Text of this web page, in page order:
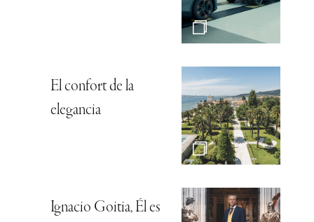
El confort de la
elegancia
Ignacio Goitia, Él es